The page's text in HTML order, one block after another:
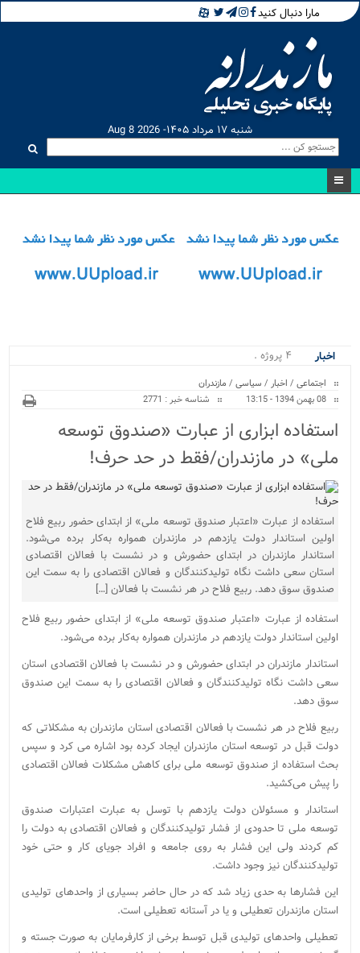
مارا دنبال کنید
شنبه ۱۷ مرداد ۱۴۰۵- Aug 8 2026
اخبار
۴ پروژه مهم .
اجتماعی / اخبار / سیاسی / مازندران
08 بهمن 1394 - 13:15
شناسه خبر : 2771
استفاده ابزاری از عبارت «صندوق توسعه
ملی» در مازندران/فقط در حد حرف!
استفاده از عبارت «اعتبار صندوق توسعه ملی» از ابتدای حضور ربیع فلاح
اولین استاندار دولت یازدهم در مازندران همواره به‌کار برده می‌شود.
استاندار مازندران در ابتدای حضورش و در نشست با فعالان اقتصادی
استان سعی داشت نگاه تولیدکنندگان و فعالان اقتصادی را به سمت این
صندوق سوق دهد. ربیع فلاح در هر نشست با فعالان […]
استفاده از عبارت «اعتبار صندوق توسعه ملی» از ابتدای حضور ربیع فلاح
اولین استاندار دولت یازدهم در مازندران همواره به‌کار برده می‌شود.
استاندار مازندران در ابتدای حضورش و در نشست با فعالان اقتصادی استان
سعی داشت نگاه تولیدکنندگان و فعالان اقتصادی را به سمت این صندوق
سوق دهد.
ربیع فلاح در هر نشست با فعالان اقتصادی استان مازندران به مشکلاتی که
دولت قبل در توسعه استان مازندران ایجاد کرده بود اشاره می کرد و سپس
بحث استفاده از صندوق توسعه ملی برای کاهش مشکلات فعالان اقتصادی
را پیش می‌کشید.
استاندار و مسئولان دولت یازدهم با توسل به عبارت اعتبارات صندوق
توسعه ملی تا حدودی از فشار تولیدکنندگان و فعالان اقتصادی به دولت را
کم کردند ولی این فشار به روی جامعه و افراد جویای کار و حتی خود
تولیدکنندگان نیز وجود داشت.
این فشارها به حدی زیاد شد که در حال حاضر بسیاری از واحدهای تولیدی
استان مازندران تعطیلی و یا در آستانه تعطیلی است.
تعطیلی واحدهای تولیدی قبل توسط برخی از کارفرمایان به صورت جسته و